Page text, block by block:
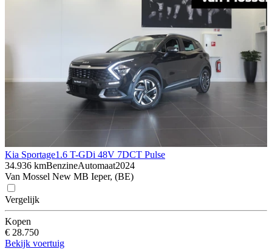
Kia Sportage1.6 T-GDi 48V 7DCT Pulse
34.936 kmBenzineAutomaat2024
Van Mossel New MB Ieper, (BE)
Vergelijk
Kopen
€ 28.750
Bekijk voertuig